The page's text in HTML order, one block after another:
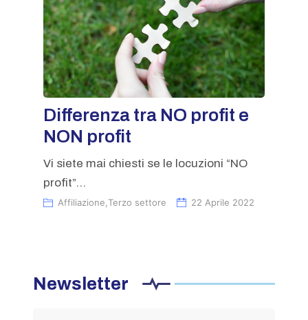
Differenza tra NO profit e
NON profit
Vi siete mai chiesti se le locuzioni “NO
profit”...
Affiliazione Terzo settore 22 Aprile 2022
Newsletter